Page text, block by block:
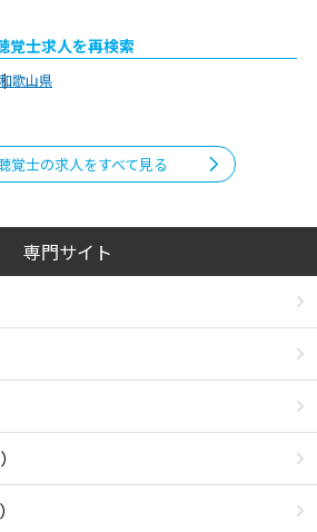
覚士求人を再検索
和歌山県
覚士の求人をすべて見る
専門サイト